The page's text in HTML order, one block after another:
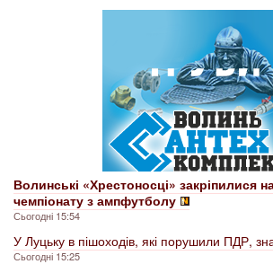
Волинські «Хрестоносці» закріпилися
чемпіонату з ампфутболу
Сьогодні 15:54
У Луцьку в пішоходів, які порушили ПДР,
Сьогодні 15:25